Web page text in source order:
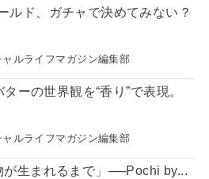
ルド、ガチャで決めてみない？
ャルライフマガジン編集部
ーの世界観を“香り”で表現。
ャルライフマガジン編集部
が生まれるまで」──Pochi by...